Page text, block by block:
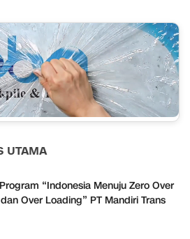
UTAMA
“Indonesia Menuju Zero Over
Over Loading” PT Mandiri Trans